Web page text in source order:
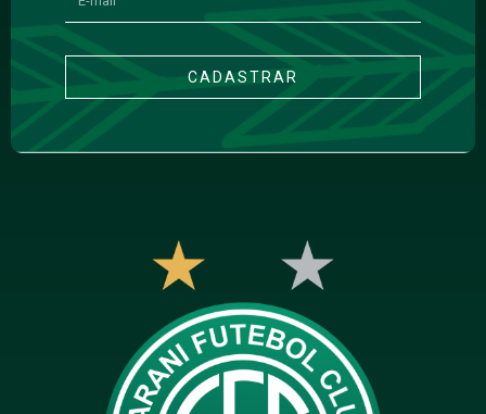
CADASTRAR